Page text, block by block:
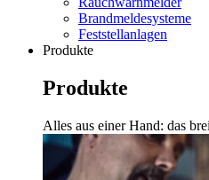
Brandmeldesysteme
Feststellanlagen
Produkte
Produkte
Alles aus einer Hand: das